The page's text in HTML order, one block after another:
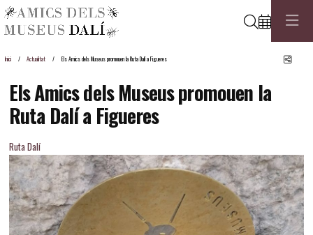
Cerca
Inici Actualitat Els Amics dels Museus promouen la Ruta Dalí a Figueres
Els Amics dels Museus promouen la
Ruta Dalí a Figueres
Ruta Dalí